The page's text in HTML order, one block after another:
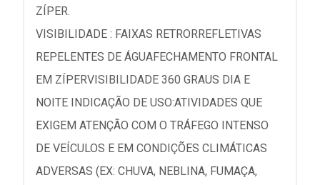
ZÍPER.
VISIBILIDADE : FAIXAS RETRORREFLETIVAS
REPELENTES DE ÁGUAFECHAMENTO FRONTAL
EM ZÍPERVISIBILIDADE 360 GRAUS DIA E
NOITE INDICAÇÃO DE USO:ATIVIDADES QUE
EXIGEM ATENÇÃO COM O TRÁFEGO INTENSO
DE VEÍCULOS E EM CONDIÇÕES CLIMÁTICAS
ADVERSAS (EX: CHUVA, NEBLINA, FUMAÇA,